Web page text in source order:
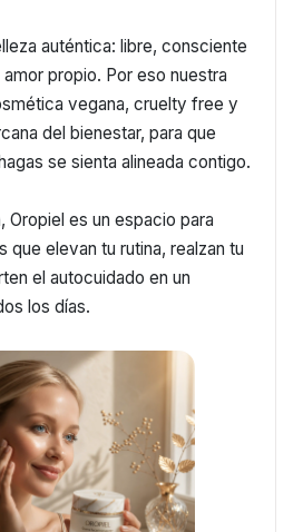
auténtica: libre, consciente
propio. Por eso nuestra
vegana, cruelty free y
del bienestar, para que
se sienta alineada contigo.
Oropiel es un espacio para
que elevan tu rutina, realzan tu
el autocuidado en un
los días.